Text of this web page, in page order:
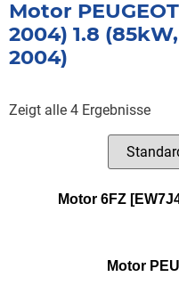
Motor
2004) 1.8
2004)
Zeigt alle 4 Ergebnisse
Motor 6FZ
Motor